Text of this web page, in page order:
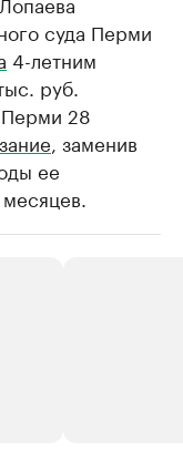
суда Перми
4-летним
руб.
28
, заменив
ее